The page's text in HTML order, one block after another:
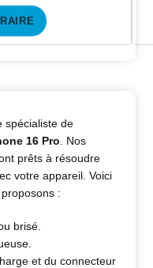
spécialiste de
16 Pro . Nos
prêts à résoudre
votre appareil. Voici
:
brisé.
et du connecteur